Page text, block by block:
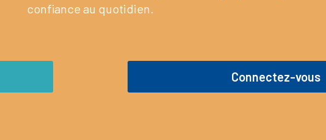
confiance au quotidien.
Connectez-vous